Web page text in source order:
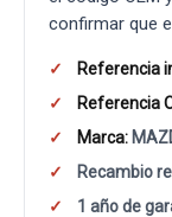
confirmar que
Referencia
Referencia
Marca:
Recambio
1 año de